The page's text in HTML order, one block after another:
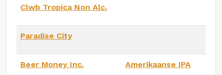
Clwb Tropica Non Alc.
Paradise City
Beer Money Inc. Amerikaanse IPA